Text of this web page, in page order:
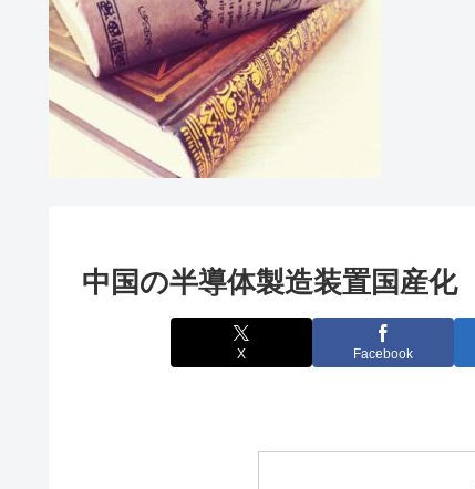
中国の半導体製造装置国産化
X Facebook